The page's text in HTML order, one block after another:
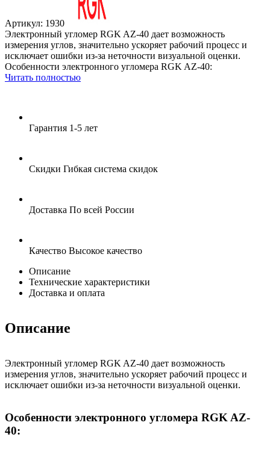
Артикул: 1930
Электронный угломер RGK AZ-40 дает возможность
измерения углов, значительно ускоряет рабочий процесс и
исключает ошибки из-за неточности визуальной оценки.
Особенности электронного угломера RGK AZ-40:
Читать полностью
Гарантия 1-5 лет
Скидки Гибкая система скидок
Доставка По всей России
Качество Высокое качество
Описание
Технические характеристики
Доставка и оплата
Описание
Электронный угломер RGK AZ-40 дает возможность
измерения углов, значительно ускоряет рабочий процесс и
исключает ошибки из-за неточности визуальной оценки.
Особенности электронного угломера RGK AZ-
40: